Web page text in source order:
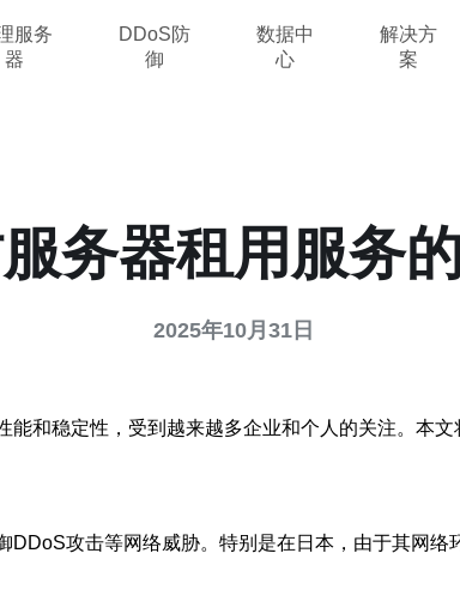
服务
器
DDoS防
御
数据中
心
解决方
案
务器租用服务
2025年10月31日
和稳定性，受到越来越多企业和个人的关注。本
攻击等网络威胁。特别是在日本，由于其网络